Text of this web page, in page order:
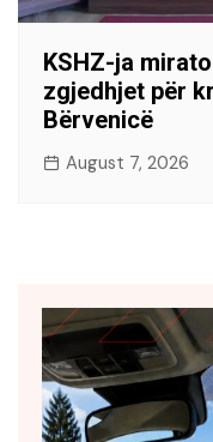
KSHZ-ja
zgjedhjet për
Bërvenicë
August 7, 2026